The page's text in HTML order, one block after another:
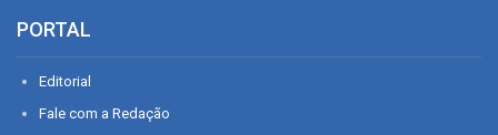
PORTAL
Editorial
Fale com a Redação